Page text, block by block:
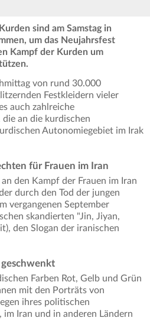
sind am Samstag in
um das Neujahrsfest
Kampf der Kurden um
von rund 30.000
Festkleidern vieler
auch zahlreiche
an die kurdischen
Autonomiegebiet im Irak
für Frauen im Iran
den Kampf der Frauen im Iran
durch den Tod der jungen
vergangenen September
skandierten "Jin, Jiyan,
den Slogan der iranischen
Farben Rot, Gelb und Grün
mit den Porträts von
ihres politischen
im Iran und in anderen Ländern